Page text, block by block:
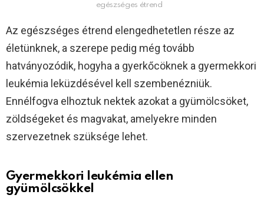
egészséges étrend
Az egészséges étrend elengedhetetlen része az
életünknek, a szerepe pedig még tovább
hatványozódik, hogyha a gyerkőcöknek a gyermekkori
leukémia leküzdésével kell szembenézniük.
Ennélfogva elhoztuk nektek azokat a gyümölcsöket,
zöldségeket és magvakat, amelyekre minden
szervezetnek szüksége lehet.
Gyermekkori leukémia ellen
gyümölcsökkel